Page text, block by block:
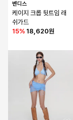
벤디스
케이지 크롭 뒷트임 래
쉬가드
15% 18,620원